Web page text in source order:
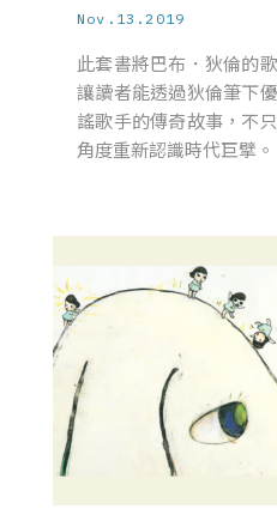
Nov.13.2019
此套書將巴布．狄倫的
讓讀者能透過狄倫筆下
謠歌手的傳奇故事，不
角度重新認識時代巨擘。